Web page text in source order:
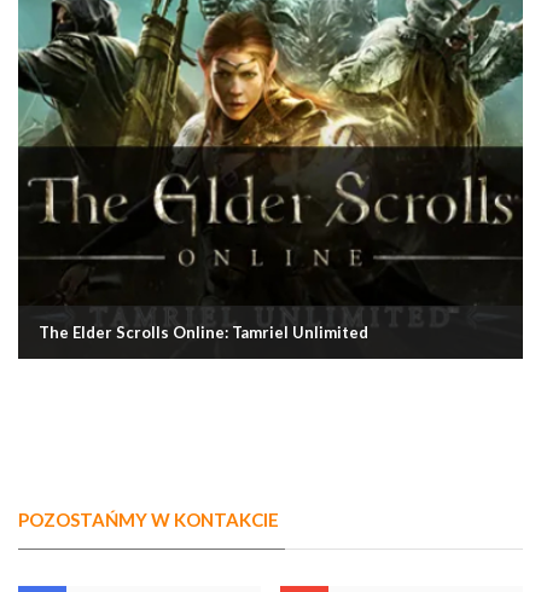
The Elder Scrolls Online: Tamriel Unlimited
POZOSTAŃMY W KONTAKCIE